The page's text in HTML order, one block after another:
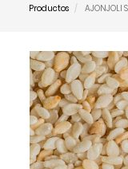
Productos AJONJOLI